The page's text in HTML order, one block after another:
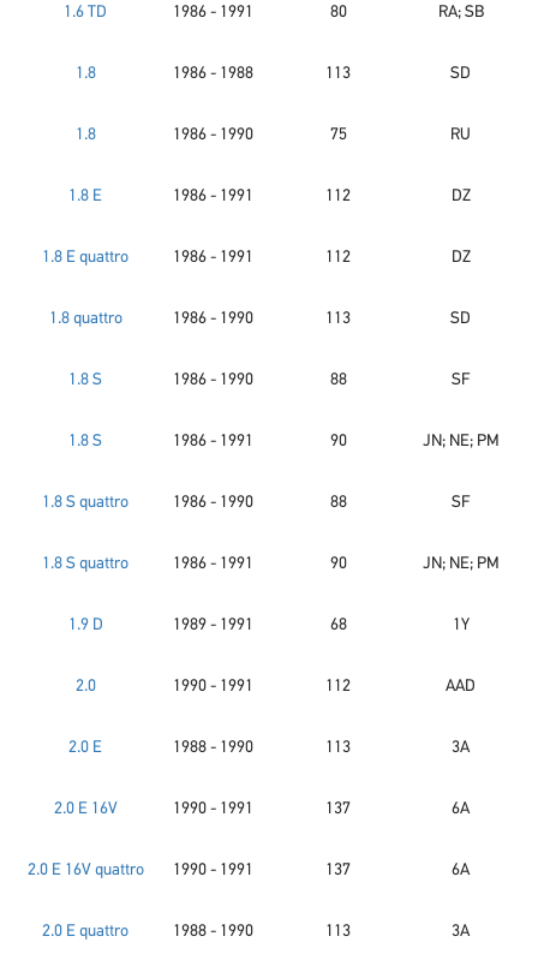
1.6 TD 1986 - 1991 80 RA; SB
1.8 1986 - 1988 113 SD
1.8 1986 - 1990 75 RU
1.8 E 1986 - 1991 112 DZ
1.8 E quattro 1986 - 1991 112 DZ
1.8 quattro 1986 - 1990 113 SD
1.8 S 1986 - 1990 88 SF
1.8 S 1986 - 1991 90 JN; NE; PM
1.8 S quattro 1986 - 1990 88 SF
1.8 S quattro 1986 - 1991 90 JN; NE; PM
1.9 D 1989 - 1991 68 1Y
2.0 1990 - 1991 112 AAD
2.0 E 1988 - 1990 113 3A
2.0 E 16V 1990 - 1991 137 6A
2.0 E 16V quattro 1990 - 1991 137 6A
2.0 E quattro 1988 - 1990 113 3A